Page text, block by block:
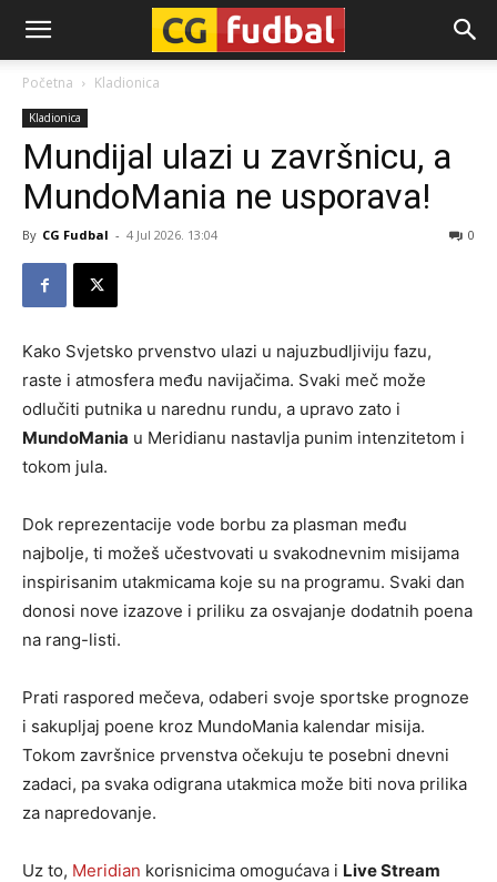
CG-
Fudbal
Početna Kladionica
Kladionica
Mundijal ulazi u završnicu, a
MundoMania ne usporava!
By CG Fudbal - 4 Jul 2026. 13:04 0
Kako Svjetsko prvenstvo ulazi u najuzbudljiviju fazu,
raste i atmosfera među navijačima. Svaki meč može
odlučiti putnika u narednu rundu, a upravo zato i
MundoMania u Meridianu nastavlja punim intenzitetom i
tokom jula.
Dok reprezentacije vode borbu za plasman među
najbolje, ti možeš učestvovati u svakodnevnim misijama
inspirisanim utakmicama koje su na programu. Svaki dan
donosi nove izazove i priliku za osvajanje dodatnih poena
na rang-listi.
Prati raspored mečeva, odaberi svoje sportske prognoze
i sakupljaj poene kroz MundoMania kalendar misija.
Tokom završnice prvenstva očekuju te posebni dnevni
zadaci, pa svaka odigrana utakmica može biti nova prilika
za napredovanje.
Uz to, Meridian korisnicima omogućava i Live Stream